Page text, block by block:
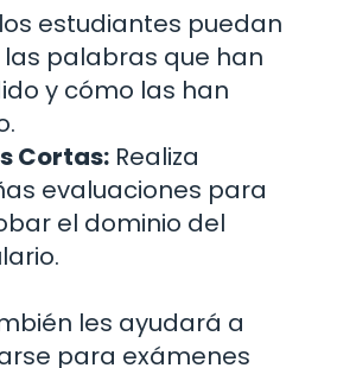
estudiantes puedan
palabras que han
y cómo las han
Cortas: Realiza
evaluaciones para
el dominio del
les ayudará a
para exámenes